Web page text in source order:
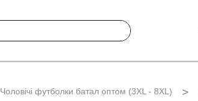
Чоловічі футболки батал оптом (3XL - 8XL)